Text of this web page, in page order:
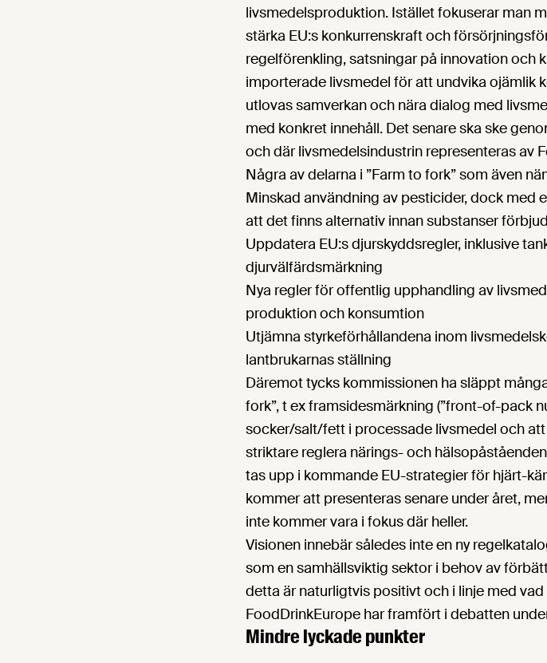
livsmedelsproduktion. Istället fokuserar man
stärka EU:s konkurrenskraft och
regelförenkling, satsningar på innovation och
importerade livsmedel för att undvika ojämlik
utlovas samverkan och nära dialog med
med konkret innehåll. Det senare ska ske
och där livsmedelsindustrin representeras av
Några av delarna i ”Farm to fork” som även
Minskad användning av pesticider, dock med
att det finns alternativ innan substanser
Uppdatera EU:s djurskyddsregler, inklusive
djurvälfärdsmärkning
Nya regler för offentlig upphandling av
produktion och konsumtion
Utjämna styrkeförhållandena inom
lantbrukarnas ställning
Däremot tycks kommissionen ha släppt
fork”, t ex framsidesmärkning (”front-of-pack
socker/salt/fett i processade livsmedel och
striktare reglera närings- och
tas upp i kommande EU-strategier för hjärt-
kommer att presenteras senare under året,
inte kommer vara i fokus där heller.
Visionen innebär således inte en ny
som en samhällsviktig sektor i behov av
detta är naturligtvis positivt och i linje med
FoodDrinkEurope har framfört i debatten
Mindre lyckade punkter